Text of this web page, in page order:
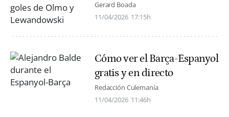
Gerard Boada
11/04/2026 17:15h
Cómo ver el Barça-Espanyol
gratis y en directo
Redacción Culemanía
11/04/2026 11:46h